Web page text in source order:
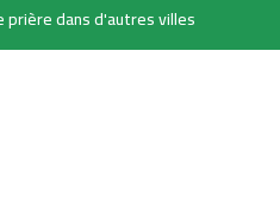
prière dans d'autres villes